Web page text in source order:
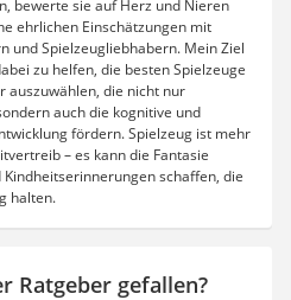
bewerte sie auf Herz und Nieren
ehrlichen Einschätzungen mit
und Spielzeugliebhabern. Mein Ziel
zu helfen, die besten Spielzeuge
auszuwählen, die nicht nur
auch die kognitive und
fördern. Spielzeug ist mehr
– es kann die Fantasie
Kindheitserinnerungen schaffen, die
halten.
Ratgeber gefallen?